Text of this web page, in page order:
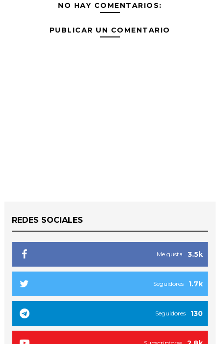
NO HAY COMENTARIOS:
PUBLICAR UN COMENTARIO
REDES SOCIALES
3.5k
Me gusta
1.7k
Seguidores
130
Seguidores